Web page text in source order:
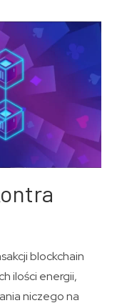
blockchain
ilości energii,
niczego na